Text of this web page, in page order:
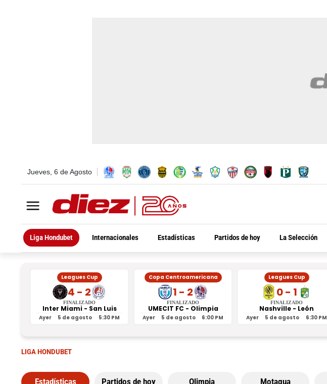
Jueves, 6 de Agosto
Liga Hondubet Internacionales Estadísticas Partidos de hoy La Selección
Leagues Cup
4 - 2
FINALIZADO
Inter Miami - San Luis
Ayer 5 de agosto 5:30 PM
Copa Centroamericana
1 - 2
FINALIZADO
UMECIT FC - Olimpia
Ayer 5 de agosto 6:00 PM
Leagues Cup
0 - 1
FINALIZADO
Nashville - León
Ayer 5 de agosto 6:30 PM
LIGA HONDUBET
Estadísticas Partidos de hoy Olimpia Motagua